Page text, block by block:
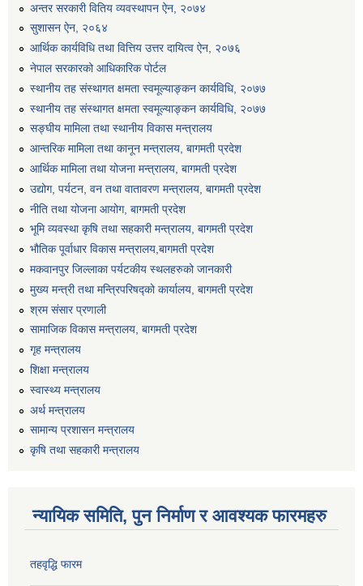
अन्तर सरकारी वितिय व्यवस्थापन ऐन, २०७४
सुशासन ऐन, २०६४
आर्थिक कार्यविधि तथा वित्तिय उत्तर दायित्व ऐन, २०७६
नेपाल सरकारको आधिकारिक पोर्टल
स्थानीय तह संस्थागत क्षमता स्वमूल्याङ्कन कार्यविधि, २०७७
स्थानीय तह संस्थागत क्षमता स्वमूल्याङ्कन कार्यविधि, २०७७
सङ्घीय मामिला तथा स्थानीय विकास मन्त्रालय
आन्तरिक मामिला तथा कानून मन्त्रालय, बागमती प्रदेश
आर्थिक मामिला तथा योजना मन्त्रालय, बागमती प्रदेश
उद्योग, पर्यटन, वन तथा वातावरण मन्त्रालय, बागमती प्रदेश
नीति तथा योजना आयोग, बागमती प्रदेश
भूमि व्यवस्था कृषि तथा सहकारी मन्त्रालय, बागमती प्रदेश
भौतिक पूर्वाधार विकास मन्त्रालय,बागमती प्रदेश
मकवानपुर जिल्लाका पर्यटकीय स्थलहरुको जानकारी
मुख्य मन्त्री तथा मन्त्रिपरिषद्को कार्यालय, बागमती प्रदेश
श्रम संसार प्रणाली
सामाजिक विकास मन्त्रालय, बागमती प्रदेश
गृह मन्त्रालय
शिक्षा मन्त्रालय
स्वास्थ्य मन्त्रालय
अर्थ मन्त्रालय
सामान्य प्रशासन मन्त्रालय
कृषि तथा सहकारी मन्त्रालय
न्यायिक समिति, पुन निर्माण र आवश्यक फारमहरु
तहवृद्धि फारम